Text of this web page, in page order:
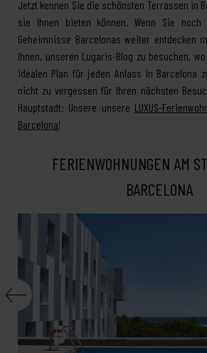
Jetzt kennen Sie die schönsten Terrassen in
sie Ihnen bieten können. Wenn Sie
Geheimnisse Barcelonas weiter entdecken
Ihnen, unseren Lugaris-Blog zu besuchen,
idealen Plan für jeden Anlass in Barcelona
nicht zu vergessen für Ihren nächsten
Hauptstadt: Unsere unsere LUXUS-
Barcelona!
FERIENWOHNUNGEN AM
BARCELONA